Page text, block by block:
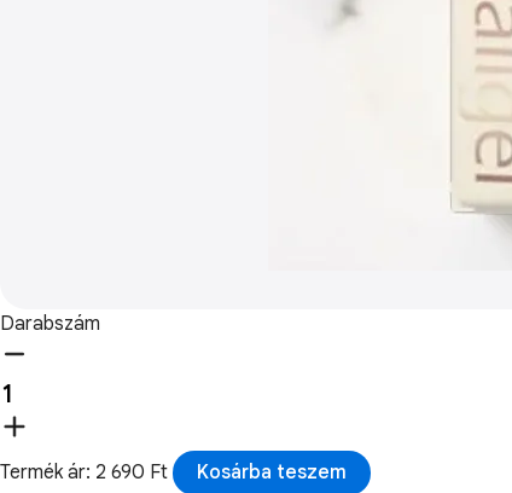
Darabszám
Termék ár: 2 690 Ft
Kosárba teszem